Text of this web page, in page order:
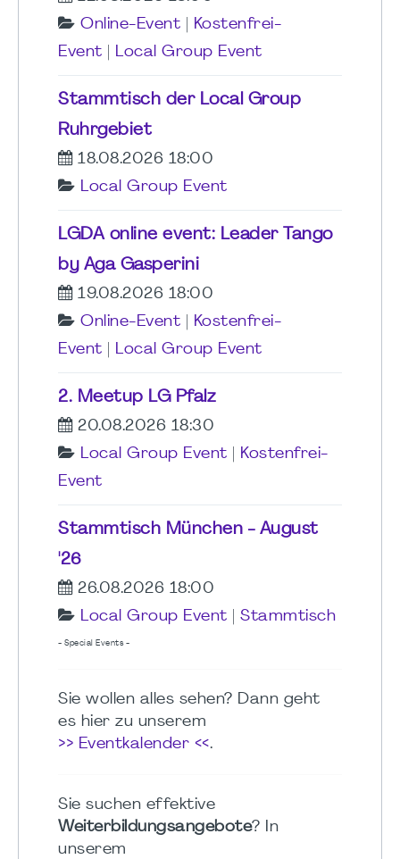
Online-Event
Kostenfrei-
Event
Local Group Event
Stammtisch der Local Group
Ruhrgebiet
18.08.2026 18:00
Local Group Event
LGDA online event: Leader Tango
by Aga Gasperini
19.08.2026 18:00
Online-Event
Kostenfrei-
Event
Local Group Event
2. Meetup LG Pfalz
20.08.2026 18:30
Local Group Event
Kostenfrei-
Event
Stammtisch München - August
'26
26.08.2026 18:00
Local Group Event
Stammtisch
- Special Events -
Sie wollen alles sehen? Dann geht
es hier zu unserem
>> Eventkalender <<.
Sie suchen effektive
Weiterbildungsangebote? In
unserem